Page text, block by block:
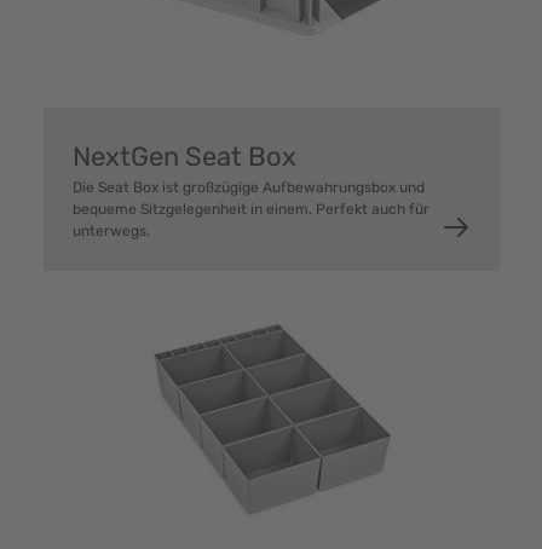
NextGen Seat Box
Die Seat Box ist großzügige Aufbewahrungsbox und
bequeme Sitzgelegenheit in einem. Perfekt auch für
unterwegs.